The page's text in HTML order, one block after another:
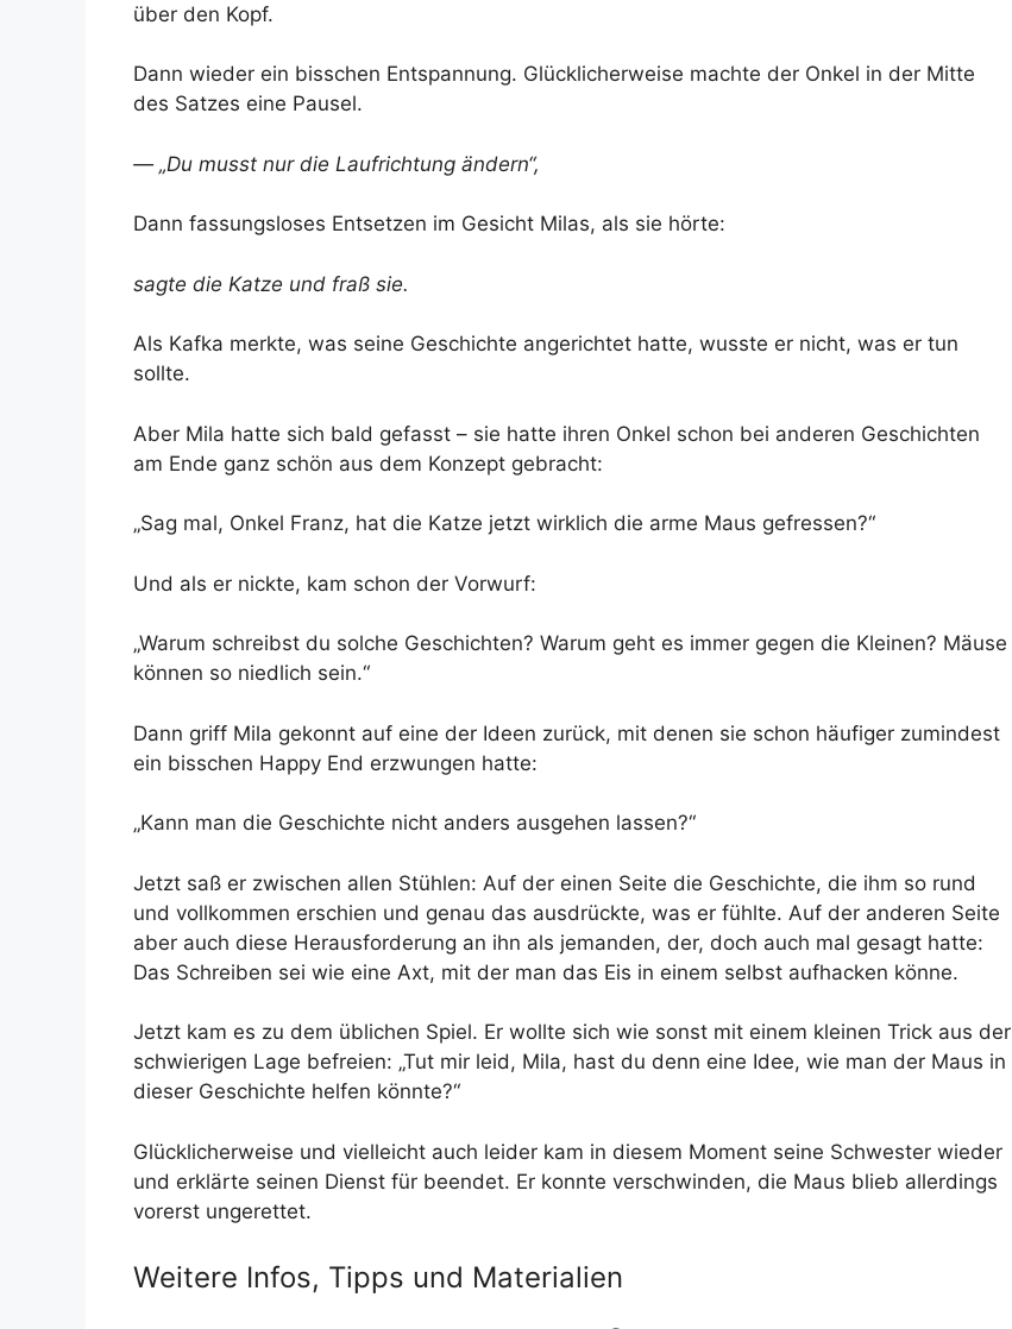
über den Kopf.
Dann wieder ein bisschen Entspannung. Glücklicherweise machte der Onkel in der Mitte
des Satzes eine Pausel.
— „Du musst nur die Laufrichtung ändern“,
Dann fassungsloses Entsetzen im Gesicht Milas, als sie hörte:
sagte die Katze und fraß sie.
Als Kafka merkte, was seine Geschichte angerichtet hatte, wusste er nicht, was er tun
sollte.
Aber Mila hatte sich bald gefasst – sie hatte ihren Onkel schon bei anderen Geschichten
am Ende ganz schön aus dem Konzept gebracht:
„Sag mal, Onkel Franz, hat die Katze jetzt wirklich die arme Maus gefressen?“
Und als er nickte, kam schon der Vorwurf:
„Warum schreibst du solche Geschichten? Warum geht es immer gegen die Kleinen? Mäuse
können so niedlich sein.“
Dann griff Mila gekonnt auf eine der Ideen zurück, mit denen sie schon häufiger zumindest
ein bisschen Happy End erzwungen hatte:
„Kann man die Geschichte nicht anders ausgehen lassen?“
Jetzt saß er zwischen allen Stühlen: Auf der einen Seite die Geschichte, die ihm so rund
und vollkommen erschien und genau das ausdrückte, was er fühlte. Auf der anderen Seite
aber auch diese Herausforderung an ihn als jemanden, der, doch auch mal gesagt hatte:
Das Schreiben sei wie eine Axt, mit der man das Eis in einem selbst aufhacken könne.
Jetzt kam es zu dem üblichen Spiel. Er wollte sich wie sonst mit einem kleinen Trick aus der
schwierigen Lage befreien: „Tut mir leid, Mila, hast du denn eine Idee, wie man der Maus in
dieser Geschichte helfen könnte?“
Glücklicherweise und vielleicht auch leider kam in diesem Moment seine Schwester wieder
und erklärte seinen Dienst für beendet. Er konnte verschwinden, die Maus blieb allerdings
vorerst ungerettet.
Weitere Infos, Tipps und Materialien